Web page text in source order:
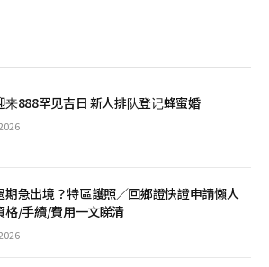
来888罕见吉日 新人排队登记蜂蜜婚
期急出境？特區護照／回鄉證快證申請懶人
格/手續/費用一文睇清